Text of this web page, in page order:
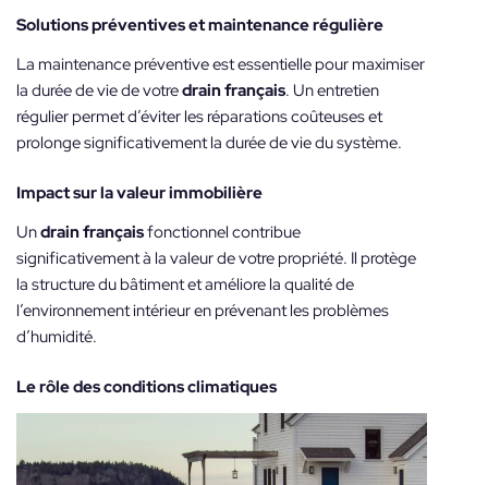
Solutions préventives et maintenance régulière
La maintenance préventive est essentielle pour maximiser
la durée de vie de votredrain français. Un entretien
régulier permet d’éviter les réparations coûteuses et
prolonge significativement la durée de vie du système.
Impact sur la valeur immobilière
Undrain françaisfonctionnel contribue
significativement à la valeur de votre propriété. Il protège
la structure du bâtiment et améliore la qualité de
l’environnement intérieur en prévenant les problèmes
d’humidité.
Le rôle des conditions climatiques